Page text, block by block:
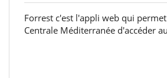
Forrest c'est l'appli web qui
Centrale Méditerranée d'accéder